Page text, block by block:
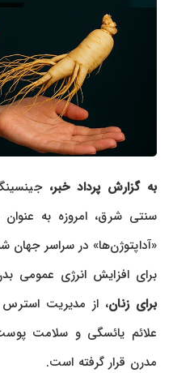
به گزارش پرداد خبر،
سنتی شرق، امروزه به عنوان
«آداپتوژن‌ها» در سراسر جهان
برای افزایش انرژی عمومی
برای زنان، از مدیریت استرس و
علائم یائسگی و سلامت پوست،
مدرن قرار گرفته است.